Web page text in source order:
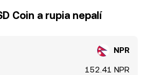
Coin a rupia nepalí
NPR
152.41 NPR